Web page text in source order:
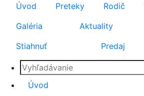
Úvod Preteky Rodič
Galéria
Aktuality
Stiahnuť
Predaj
Úvod